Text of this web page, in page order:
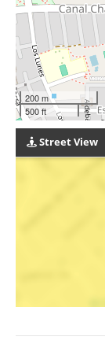
200 m
500 ft
Street View